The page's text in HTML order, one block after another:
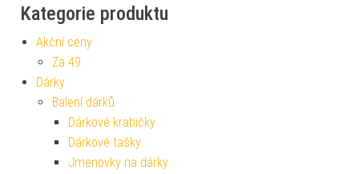
Kategorie produktu
Akční ceny
Za 49
Dárky
Balení dárků
Dárkové krabičky
Dárkové tašky
Jmenovky na dárky